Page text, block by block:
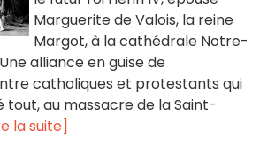
Marguerite de Valois, la reine
Margot, à la cathédrale Notre-
alliance en guise de
catholiques et protestants qui
tout, au massacre de la Saint-
la suite]